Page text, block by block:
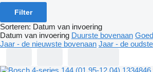
Filter
Sorteren: Datum van invoering
Datum van invoering Duurste bovenaan
Jaar - de nieuwste bovenaan Jaar - de